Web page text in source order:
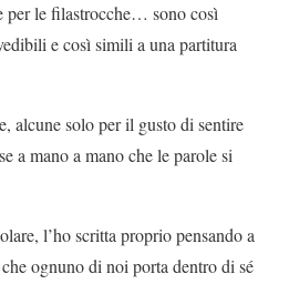
per le filastrocche… sono così
e così simili a una partitura
alcune solo per il gusto di sentire
a mano a mano che le parole si
l’ho scritta proprio pensando a
ognuno di noi porta dentro di sé